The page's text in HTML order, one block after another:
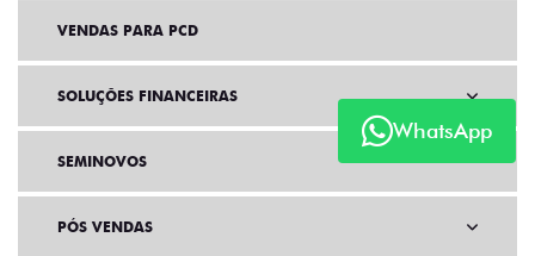
WhatsApp
VENDAS PARA PCD
SOLUÇÕES FINANCEIRAS
SEMINOVOS
PÓS VENDAS